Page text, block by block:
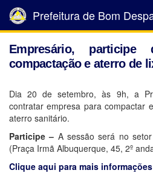
Prefeitura de Bom
Empresário,
compactação e aterro de
Dia 20 de setembro, às 9h, a
contratar empresa para compactar
aterro sanitário.
Participe – A sessão será no
(Praça Irmã Albuquerque, 45, 2º
Clique aqui para mais informações